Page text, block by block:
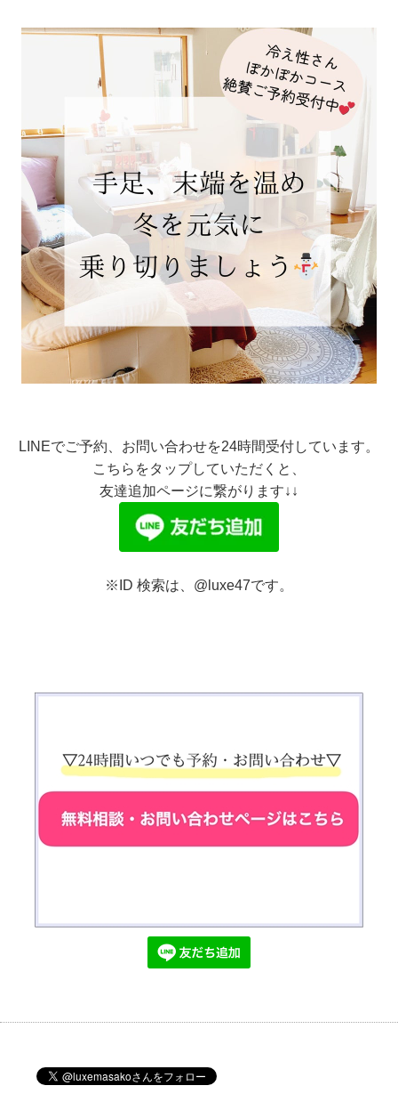
LINEでご予約、お問い合わせを24時間受付しています。
こちらをタップしていただくと、
友達追加ページに繋がります↓↓
※ID 検索は、@luxe47です。